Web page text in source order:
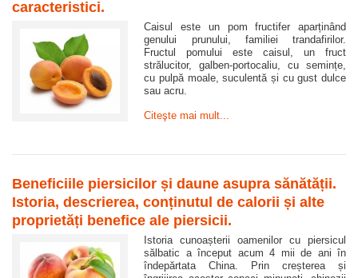
caracteristici.
Caisul este un pom fructifer aparținând
genului prunului, familiei trandafirilor.
Fructul pomului este caisul, un fruct
strălucitor, galben-portocaliu, cu semințe,
cu pulpă moale, suculentă și cu gust dulce
sau acru.
Citeşte mai mult...
Beneficiile piersicilor și daune asupra sănătății.
Istoria, descrierea, conținutul de calorii și alte
proprietăți benefice ale piersicii.
Istoria cunoașterii oamenilor cu piersicul
sălbatic a început acum 4 mii de ani în
îndepărtata China. Prin creșterea și